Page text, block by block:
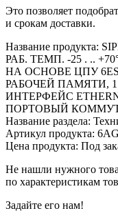
Это позволяет
и срокам доставки.
Название продукта:
РАБ. ТЕМП. -25 . ..
НА ОСНОВЕ ЦПУ
РАБОЧЕЙ ПАМЯТИ,
ИНТЕРФЕЙС
ПОРТОВЫЙ
Название раздела:
Артикул продукта:
Цена продукта: Под
Не нашли нужного
по характеристикам
Задайте его нам!